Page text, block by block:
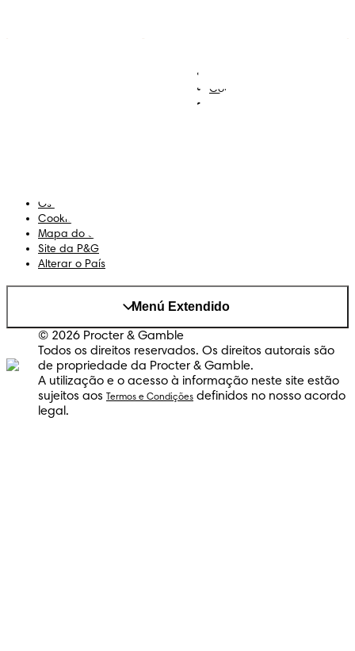
Contacta-nos
Os Meus Dados
Cookies
Mapa do Site
Site da P&G
Alterar o País
Menú Extendido
© 2026 Procter & Gamble
Todos os direitos reservados. Os direitos autorais são
de propriedade da Procter & Gamble.
A utilização e o acesso à informação neste site estão
sujeitos aos
Termos e Condições definidos no nosso acordo
legal.